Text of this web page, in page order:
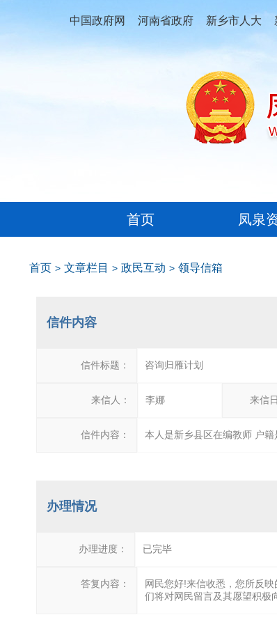
中国政府网 河南省政府 新乡市人大
首页 凤泉
首页 文章栏目 政民互动 领导信箱
信件内容
信件标题： 咨询归雁计划
来信人： 李娜 来信
信件内容： 本人是新乡县区在编教师 户
办理情况
办理进度： 已完毕
答复内容：
网民您好!来信收悉，您所反
们将对网民留言及其愿望积极